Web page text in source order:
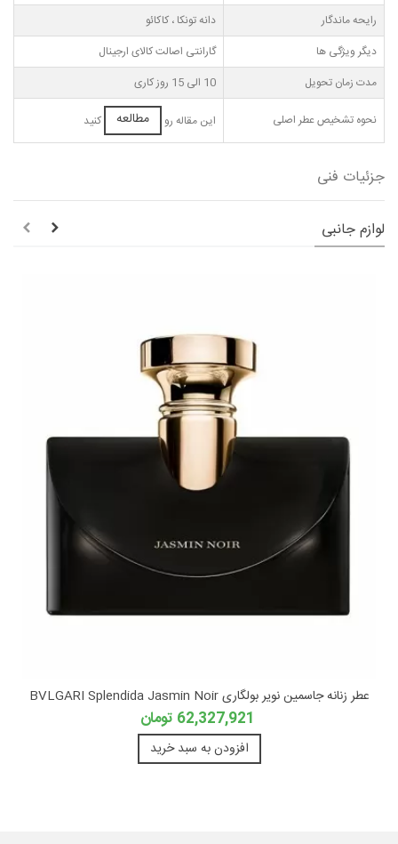
رایحه ماندگار
دانه تونکا ، کاکائو
دیگر ویژگی ها
گارانتی اصالت کالای ارجینال
مدت زمان تحویل
10 الی 15 روز کاری
نحوه تشخیص عطر اصلی این مقاله رو مطالعه کنید
جزئیات فنی
لوازم جانبی
عطر زنانه جاسمین نویر بولگاری BVLGARI Splendida Jasmin Noir
62,327,921 تومان
افزودن به سبد خرید